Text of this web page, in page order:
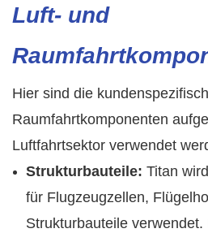
Luft- und
Hier sind die
Raumfahrtkomponenten
Luftfahrtsektor verwendet
Strukturbauteile: Titan
für Flugzeugzellen,
Strukturbauteile verwendet.